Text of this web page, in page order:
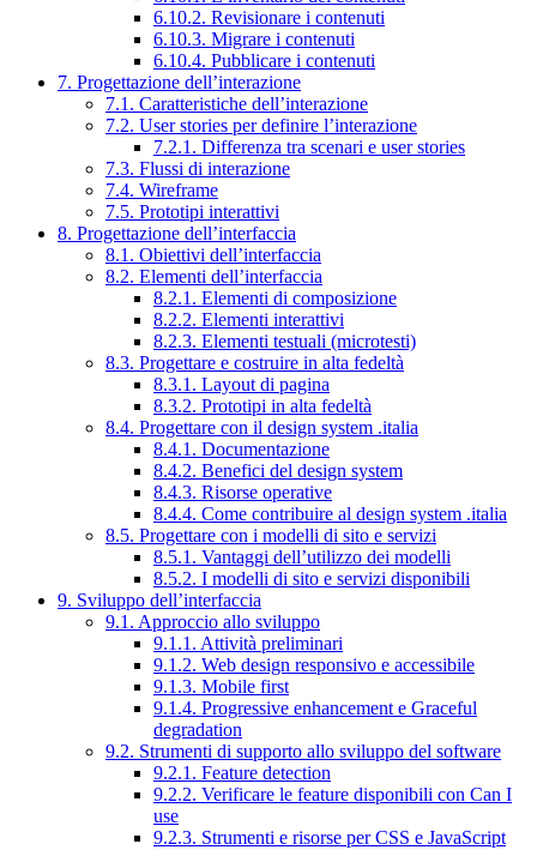
6.10.2. Revisionare i contenuti
6.10.3. Migrare i contenuti
6.10.4. Pubblicare i contenuti
7. Progettazione dell’interazione
7.1. Caratteristiche dell’interazione
7.2. User stories per definire l’interazione
7.2.1. Differenza tra scenari e user stories
7.3. Flussi di interazione
7.4. Wireframe
7.5. Prototipi interattivi
8. Progettazione dell’interfaccia
8.1. Obiettivi dell’interfaccia
8.2. Elementi dell’interfaccia
8.2.1. Elementi di composizione
8.2.2. Elementi interattivi
8.2.3. Elementi testuali (microtesti)
8.3. Progettare e costruire in alta fedeltà
8.3.1. Layout di pagina
8.3.2. Prototipi in alta fedeltà
8.4. Progettare con il design system .italia
8.4.1. Documentazione
8.4.2. Benefici del design system
8.4.3. Risorse operative
8.4.4. Come contribuire al design system .italia
8.5. Progettare con i modelli di sito e servizi
8.5.1. Vantaggi dell’utilizzo dei modelli
8.5.2. I modelli di sito e servizi disponibili
9. Sviluppo dell’interfaccia
9.1. Approccio allo sviluppo
9.1.1. Attività preliminari
9.1.2. Web design responsivo e accessibile
9.1.3. Mobile first
9.1.4. Progressive enhancement e Graceful
degradation
9.2. Strumenti di supporto allo sviluppo del software
9.2.1. Feature detection
9.2.2. Verificare le feature disponibili con Can I
use
9.2.3. Strumenti e risorse per CSS e JavaScript